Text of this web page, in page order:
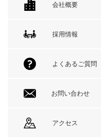
会社概要
採用情報
よくあるご質問
お問い合わせ
アクセス